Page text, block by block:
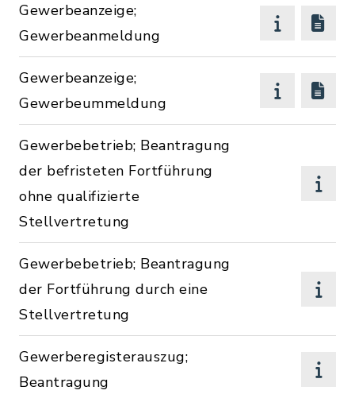
Gewerbeanzeige;
Gewerbeanmeldung
Gewerbeanzeige;
Gewerbeummeldung
Gewerbebetrieb; Beantragung
der befristeten Fortführung
ohne qualifizierte
Stellvertretung
Gewerbebetrieb; Beantragung
der Fortführung durch eine
Stellvertretung
Gewerberegisterauszug;
Beantragung